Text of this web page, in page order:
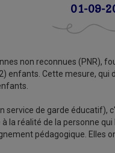
01-09-
non reconnues (PNR),
enfants. Cette mesure, qui
service de garde
la réalité de la personne
pédagogique. Elles